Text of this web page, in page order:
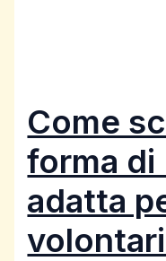
Come
forma di
adatta